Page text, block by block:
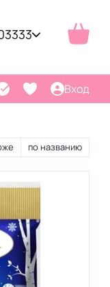
Вход
по названию